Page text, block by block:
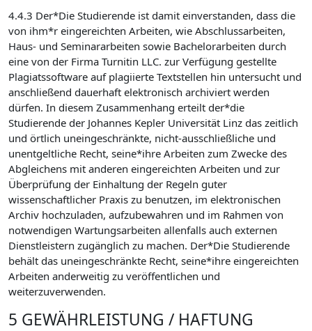
4.4.3 Der*Die Studierende ist damit einverstanden, dass die
von ihm*r eingereichten Arbeiten, wie Abschlussarbeiten,
Haus- und Seminararbeiten sowie Bachelorarbeiten durch
eine von der Firma Turnitin LLC. zur Verfügung gestellte
Plagiatssoftware auf plagiierte Textstellen hin untersucht und
anschließend dauerhaft elektronisch archiviert werden
dürfen. In diesem Zusammenhang erteilt der*die
Studierende der Johannes Kepler Universität Linz das zeitlich
und örtlich uneingeschränkte, nicht-ausschließliche und
unentgeltliche Recht, seine*ihre Arbeiten zum Zwecke des
Abgleichens mit anderen eingereichten Arbeiten und zur
Überprüfung der Einhaltung der Regeln guter
wissenschaftlicher Praxis zu benutzen, im elektronischen
Archiv hochzuladen, aufzubewahren und im Rahmen von
notwendigen Wartungsarbeiten allenfalls auch externen
Dienstleistern zugänglich zu machen. Der*Die Studierende
behält das uneingeschränkte Recht, seine*ihre eingereichten
Arbeiten anderweitig zu veröffentlichen und
weiterzuverwenden.
5 GEWÄHRLEISTUNG / HAFTUNG